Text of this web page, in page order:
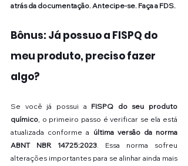
atrás da documentação. Antecipe-se. Faça a FDS.
Bônus: Já possuo a FISPQ do
meu produto, preciso fazer
algo?
Se você já possui a FISPQ do seu produto
químico, o primeiro passo é verificar se ela está
atualizada conforme a última versão da norma
ABNT NBR 14725:2023. Essa norma sofreu
alterações importantes para se alinhar ainda mais